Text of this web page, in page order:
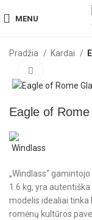
MENU
Pradžia Kardai
Eagle of
„Windlass“
1.6 kg, yra
modelis idealiai tinka
romėnų kultūros